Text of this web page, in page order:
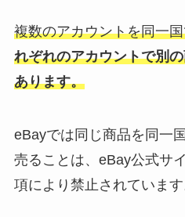
複数のアカウントを同一
れぞれのアカウントで別
あります。
eBayでは同じ商品を同一
売ることは、eBay公式サ
項により禁止されています